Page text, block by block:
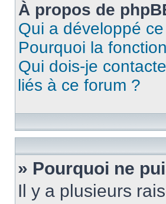
À propos de
Qui a développé
Pourquoi la
Qui dois-je
liés à ce forum ?
» Pourquoi ne
Il y a plusieurs